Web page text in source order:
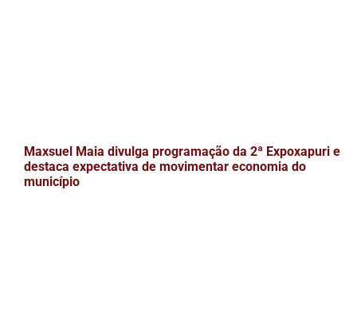
Maxsuel Maia divulga programação da 2ª Expoxapuri e
destaca expectativa de movimentar economia do
município